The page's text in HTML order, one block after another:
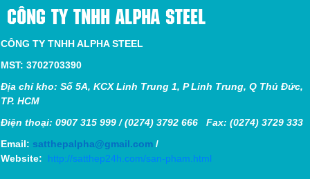
CÔNG TY TNHH ALPHA STEEL
CÔNG TY TNHH ALPHA STEEL
MST: 3702703390
Địa chỉ kho: Số 5A, KCX Linh Trung 1, P Linh Trung, Q Thủ Đức,
TP. HCM
Điện thoại: 0907 315 999 / (0274) 3792 666 Fax: (0274) 3729 333
Email: satthepalpha@gmail.com /
Website:
http://satthep24h.com/san-pham.html